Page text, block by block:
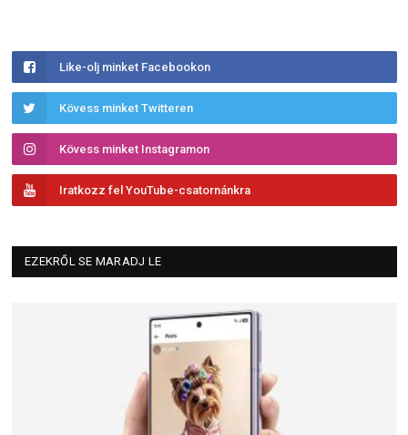
Like-olj minket Facebookon
Kövess minket Twitteren
Kövess minket Instagramon
Iratkozz fel YouTube-csatornánkra
EZEKRŐL SE MARADJ LE